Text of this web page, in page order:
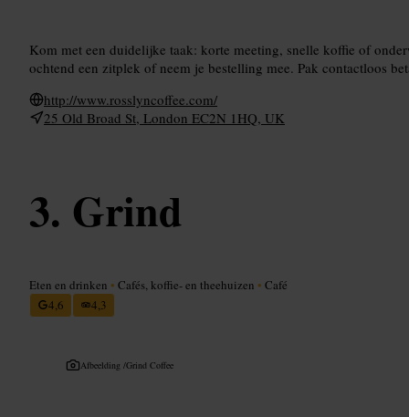
Kom met een duidelijke taak: korte meeting, snelle koffie of
ochtend een zitplek of neem je bestelling mee. Pak contactloos
http://www.rosslyncoffee.com/
25 Old Broad St, London EC2N 1HQ, UK
Grind
Eten en drinken • Cafés, koffie- en theehuizen • Café
4,6
4,3
Afbeelding /Grind Coffee